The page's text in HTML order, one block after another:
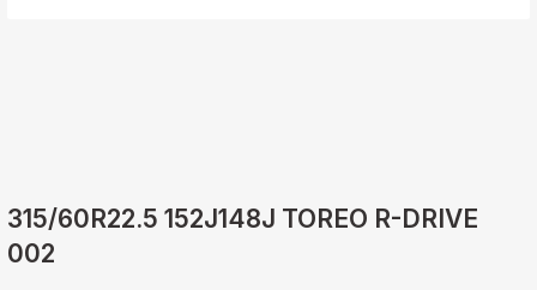
315/60R22.5 152J148J TOREO R-DRIVE
002